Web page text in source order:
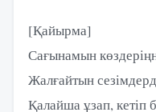
[Қайырма]
Сағынамын
Жалғайтын
Қалайша ұзап, кетіп